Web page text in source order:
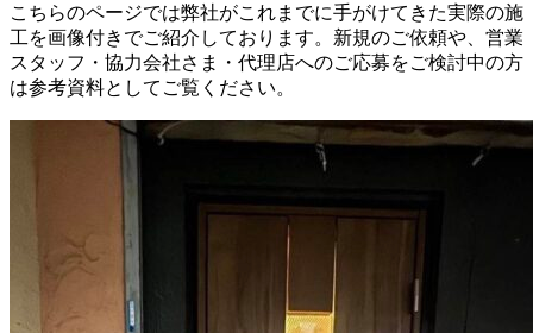
こちらのページでは弊社がこれまでに手がけてきた実際の施
工を画像付きでご紹介しております。新規のご依頼や、営業
スタッフ・協力会社さま・代理店へのご応募をご検討中の方
は参考資料としてご覧ください。